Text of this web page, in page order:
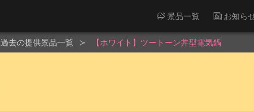
景品一覧 お知ら
過去の提供景品一覧 【ホワイト】ツートーン丼型電気鍋